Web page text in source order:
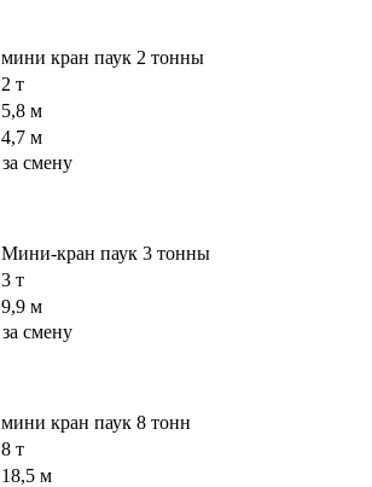
мини кран паук 2 тонны
2 т
5,8 м
4,7 м
за смену
Мини-кран паук 3 тонны
3 т
9,9 м
за смену
мини кран паук 8 тонн
8 т
18,5 м